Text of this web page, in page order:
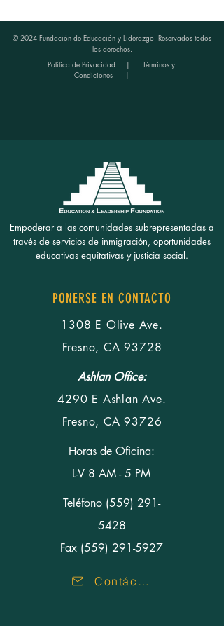
© 2024 Fundación de Educación y Liderazgo. Reservados todos
los derechos.
Política de Privacidad
| Términos y
Condiciones | _
Empoderar a las comunidades subrepresentadas a
través de servicios de inmigración, oportunidades
educativas equitativas y justicia social.
PONERSE EN CONTACTO
1308 E Olive Ave.
Fresno, CA 93728
Ashlan Office:
4290 E Ashlan Ave.
Fresno, CA 93726
Horas de Oficina:
L-V 8 AM - 5 PM
Teléfono (559) 291-
5428
Fax (559) 291-5927
Contáctenos